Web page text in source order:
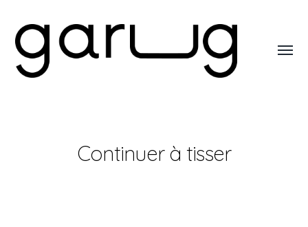
Toggle
Continuer à tisser